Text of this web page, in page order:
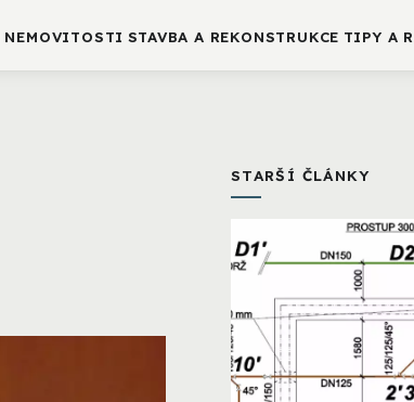
NEMOVITOSTI STAVBA A REKONSTRUKCE TIPY A
STARŠÍ ČLÁNKY